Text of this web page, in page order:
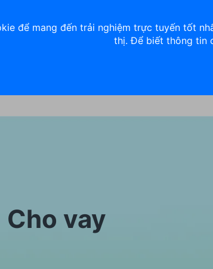
Cho vay
để mang đến trải nghiệm trực tuyến tốt
thị. Để biết thông tin